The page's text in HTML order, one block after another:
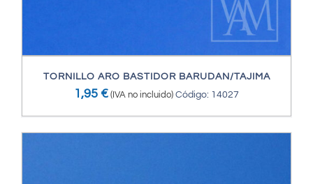
TORNILLO ARO BASTIDOR BARUDAN/TAJIMA
1,95 € (IVA no incluido) Código: 14027